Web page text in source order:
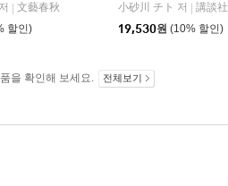
文藝春秋
할인)
小砂川 チト 저
講談社
19,530원 (10% 할인)
을 확인해 보세요. 전체보기